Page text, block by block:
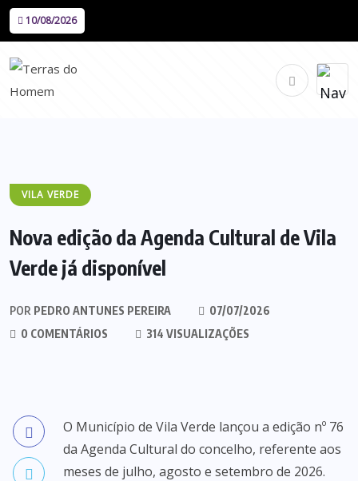
10/08/2026
VILA VERDE
Nova edição da Agenda Cultural de Vila
Verde já disponível
POR PEDRO ANTUNES PEREIRA
07/07/2026
0 COMENTÁRIOS
314 VISUALIZAÇÕES
O Município de Vila Verde lançou a edição nº 76
da Agenda Cultural do concelho, referente aos
meses de julho, agosto e setembro de 2026.